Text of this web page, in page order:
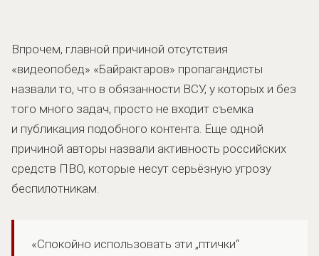
Впрочем, главной причиной отсутствия
«видеопобед» «Байрактаров» пропагандисты
назвали то, что в обязанности ВСУ, у которых и без
того много задач, просто не входит съемка
и публикация подобного контента. Еще одной
причиной авторы назвали активность российских
средств ПВО, которые несут серьёзную угрозу
беспилотникам.
«Спокойно использовать эти „птички“